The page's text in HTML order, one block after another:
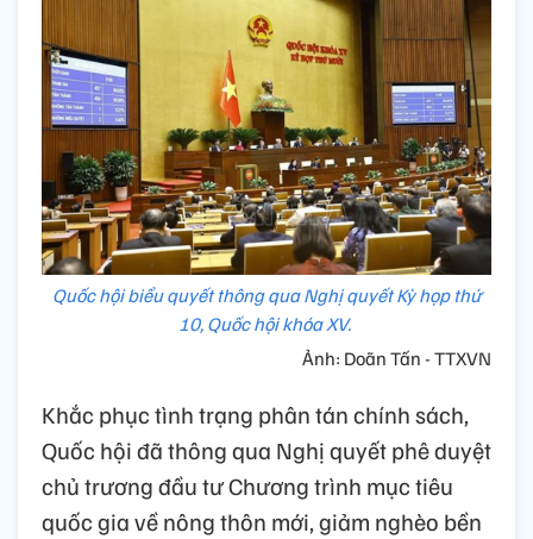
Quốc hội biểu quyết thông qua Nghị quyết Kỳ họp thứ
10, Quốc hội khóa XV.
Ảnh: Doãn Tấn - TTXVN
Khắc phục tình trạng phân tán chính sách,
Quốc hội đã thông qua Nghị quyết phê duyệt
chủ trương đầu tư Chương trình mục tiêu
quốc gia về nông thôn mới, giảm nghèo bền